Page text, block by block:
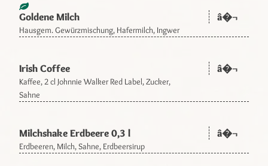
Goldene Milch â�¬
Hausgem. Gewürzmischung, Hafermilch, Ingwer
Irish Coffee â�¬
Kaffee, 2 cl Johnnie Walker Red Label, Zucker,
Sahne
Milchshake Erdbeere 0,3 l â�¬
Erdbeeren, Milch, Sahne, Erdbeersirup